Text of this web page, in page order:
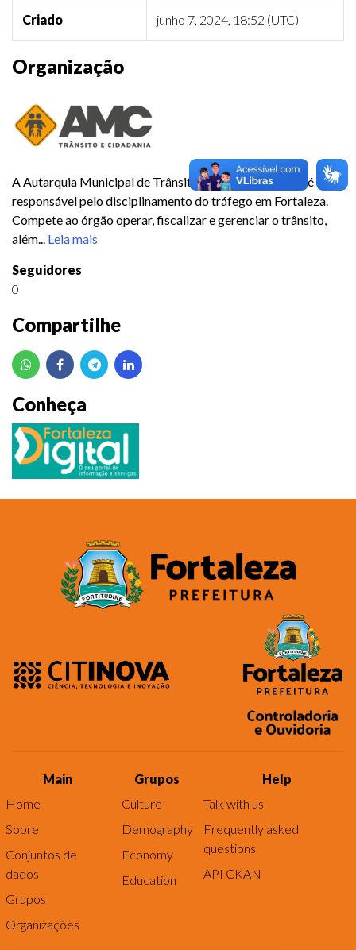
Organização
A Autarquia Municipal de Trânsito e Cidadania (AMC) é
responsável pelo disciplinamento do tráfego em Fortaleza.
Compete ao órgão operar, fiscalizar e gerenciar o trânsito,
além... Leia mais
Seguidores
0
Compartilhe
Conheça
Criado junho 7, 2024, 18:52 (UTC)
Main
Home
Sobre
Conjuntos de
dados
Grupos
Organizações
Grupos
Culture
Demography
Economy
Education
Help
Talk with us
Frequently asked
questions
API CKAN